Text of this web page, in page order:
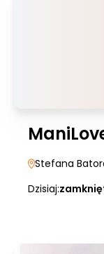
Stefana
Dzisiaj: